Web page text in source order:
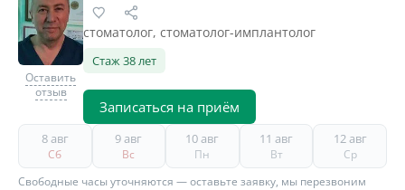
Оставить
отзыв
стоматолог, стоматолог-имплантолог
Стаж 38 лет
Записаться на приём
8 авг
Сб
9 авг
Вс
10 авг
Пн
11 авг
Вт
12 авг
Ср
Свободные часы уточняются — оставьте заявку, мы перезвоним